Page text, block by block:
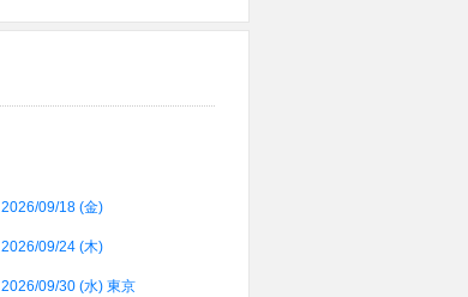
2026/09/18 (金)
2026/09/24 (木)
2026/09/30 (水) 東京